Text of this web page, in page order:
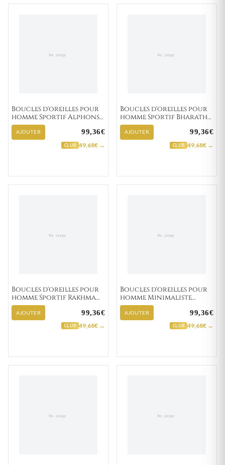
Boucles d'oreilles pour
homme Sportif Alphonse
"134-2"
AJOUTER 99,36€
CLUB 49,68€ →
Boucles d'oreilles pour
homme Sportif Bharath
"134-3"
AJOUTER 99,36€
CLUB 49,68€ →
Boucles d'oreilles pour
homme Sportif Rakhman
"134-4"
AJOUTER 99,36€
CLUB 49,68€ →
Boucles d'oreilles pour
homme Minimaliste
Elikplim "135-22"
AJOUTER 99,36€
CLUB 49,68€ →